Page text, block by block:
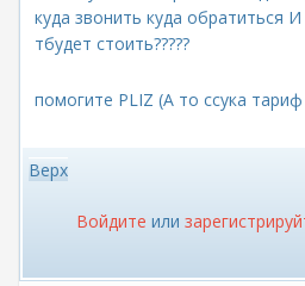
куда звонить куда обратиться
тбудет стоить?????
помогите PLIZ (А то ссука
Верх
Войдите или